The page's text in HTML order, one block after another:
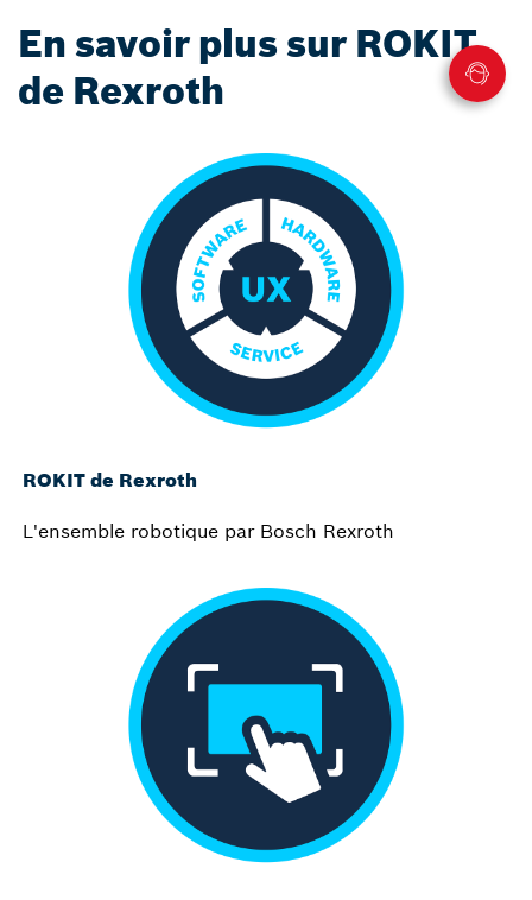
En savoir plus sur ROKIT
de Rexroth
ROKIT de Rexroth
L'ensemble robotique par Bosch Rexroth